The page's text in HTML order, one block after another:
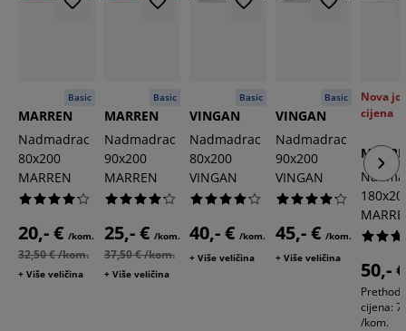
Basic
MARREN
Nadmadrac
80x200
MARREN
20,- € /kom.
32,50 € /kom.
+ Više veličina
Basic
MARREN
Nadmadrac
90x200
MARREN
25,- € /kom.
37,50 € /kom.
+ Više veličina
Basic
VINGAN
Nadmadrac
80x200
VINGAN
40,- € /kom.
+ Više veličina
Basic
VINGAN
Nadmadrac
90x200
VINGAN
45,- € /kom.
+ Više veličina
Nova
cijena
50,- €
cijena:
/kom.